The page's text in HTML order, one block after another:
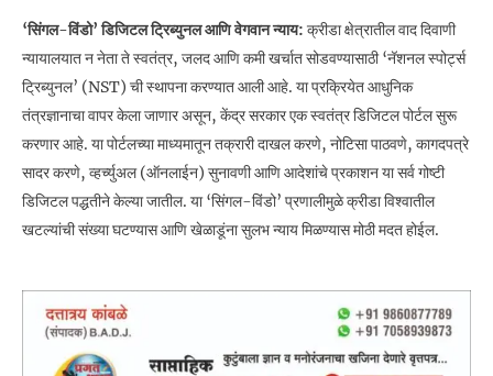
‘सिंगल-विंडो’ डिजिटल ट्रिब्युनल आणि वेगवान न्याय: क्रीडा क्षेत्रातील वाद दिवाणी
न्यायालयात न नेता ते स्वतंत्र, जलद आणि कमी खर्चात सोडवण्यासाठी ‘नॅशनल स्पोर्ट्स
ट्रिब्युनल’ (NST) ची स्थापना करण्यात आली आहे. या प्रक्रियेत आधुनिक
तंत्रज्ञानाचा वापर केला जाणार असून, केंद्र सरकार एक स्वतंत्र डिजिटल पोर्टल सुरू
करणार आहे. या पोर्टलच्या माध्यमातून तक्रारी दाखल करणे, नोटिसा पाठवणे, कागदपत्रे
सादर करणे, व्हर्च्युअल (ऑनलाईन) सुनावणी आणि आदेशांचे प्रकाशन या सर्व गोष्टी
डिजिटल पद्धतीने केल्या जातील. या ‘सिंगल-विंडो’ प्रणालीमुळे क्रीडा विश्वातील
खटल्यांची संख्या घटण्यास आणि खेळाडूंना सुलभ न्याय मिळण्यास मोठी मदत होईल.